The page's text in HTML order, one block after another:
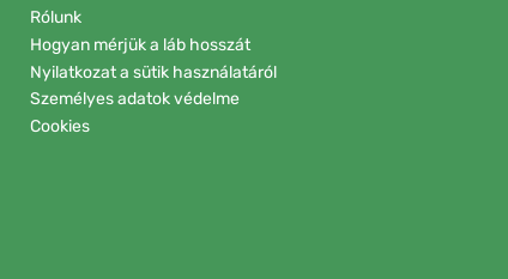
Rólunk
Hogyan mérjük a láb hosszát
Nyilatkozat a sütik használatáról
Személyes adatok védelme
Cookies